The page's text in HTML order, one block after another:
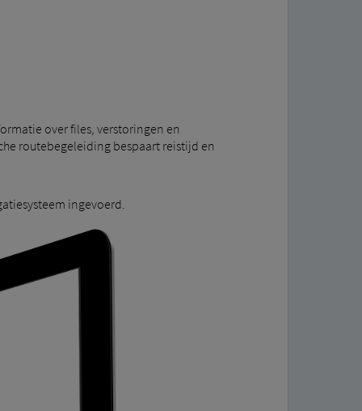
over files, verstoringen en
routebegeleiding bespaart reistijd en
ingevoerd.